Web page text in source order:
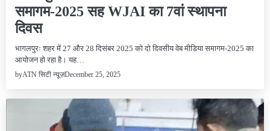
समागम-2025 सह WJAI का 7वां स्थापना
दिवस
भागलपुरः शहर में 27 और 28 दिसंबर 2025 को दो दिवसीय वेब मीडिया समागम-2025 का
आयोजन हो रहा है। यह…
byATN सिटी न्यूज़December 25, 2025